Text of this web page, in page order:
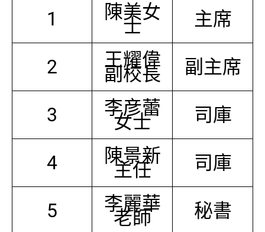
1
陳美女
士 主席
2 王耀偉
副校長 副主席
3 李彦蕾
女士 司庫
4 陳景新
主任 司庫
5 李麗華
老師 秘書